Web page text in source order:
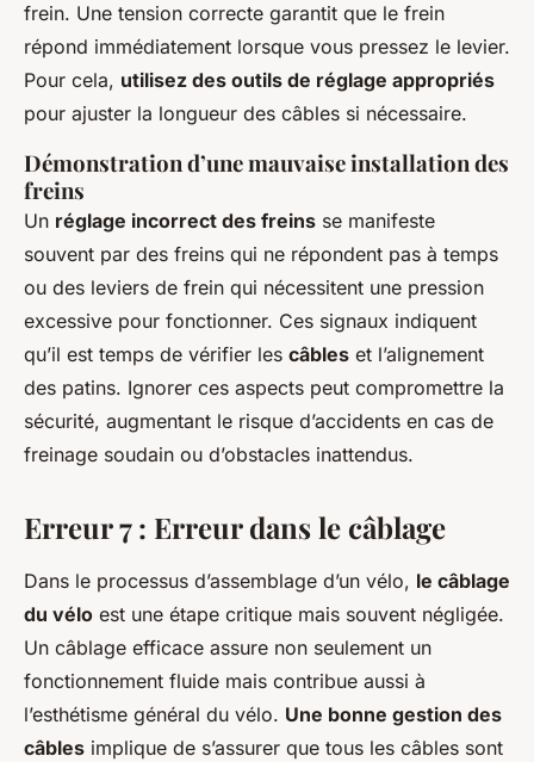
frein. Une tension correcte garantit que le frein
répond immédiatement lorsque vous pressez le levier.
Pour cela, utilisez des outils de réglage appropriés
pour ajuster la longueur des câbles si nécessaire.
Démonstration d’une mauvaise installation des
freins
Un réglage incorrect des freins se manifeste
souvent par des freins qui ne répondent pas à temps
ou des leviers de frein qui nécessitent une pression
excessive pour fonctionner. Ces signaux indiquent
qu’il est temps de vérifier les câbles et l’alignement
des patins. Ignorer ces aspects peut compromettre la
sécurité, augmentant le risque d’accidents en cas de
freinage soudain ou d’obstacles inattendus.
Erreur 7 : Erreur dans le câblage
Dans le processus d’assemblage d’un vélo, le câblage
du vélo est une étape critique mais souvent négligée.
Un câblage efficace assure non seulement un
fonctionnement fluide mais contribue aussi à
l’esthétisme général du vélo. Une bonne gestion des
câbles implique de s’assurer que tous les câbles sont